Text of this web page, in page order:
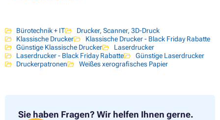
Bürotechnik + IT
Drucker, Scanner, 3D-Druck
Klassische Drucker
Klassische Drucker - Black Friday Rabatte
Günstige Klassische Drucker
Laserdrucker
Laserdrucker - Black Friday Rabatte
Günstige Laserdrucker
Druckerpatronen
Weißes xerografisches Papier
Sie haben Fragen? Wir helfen Ihnen gerne.